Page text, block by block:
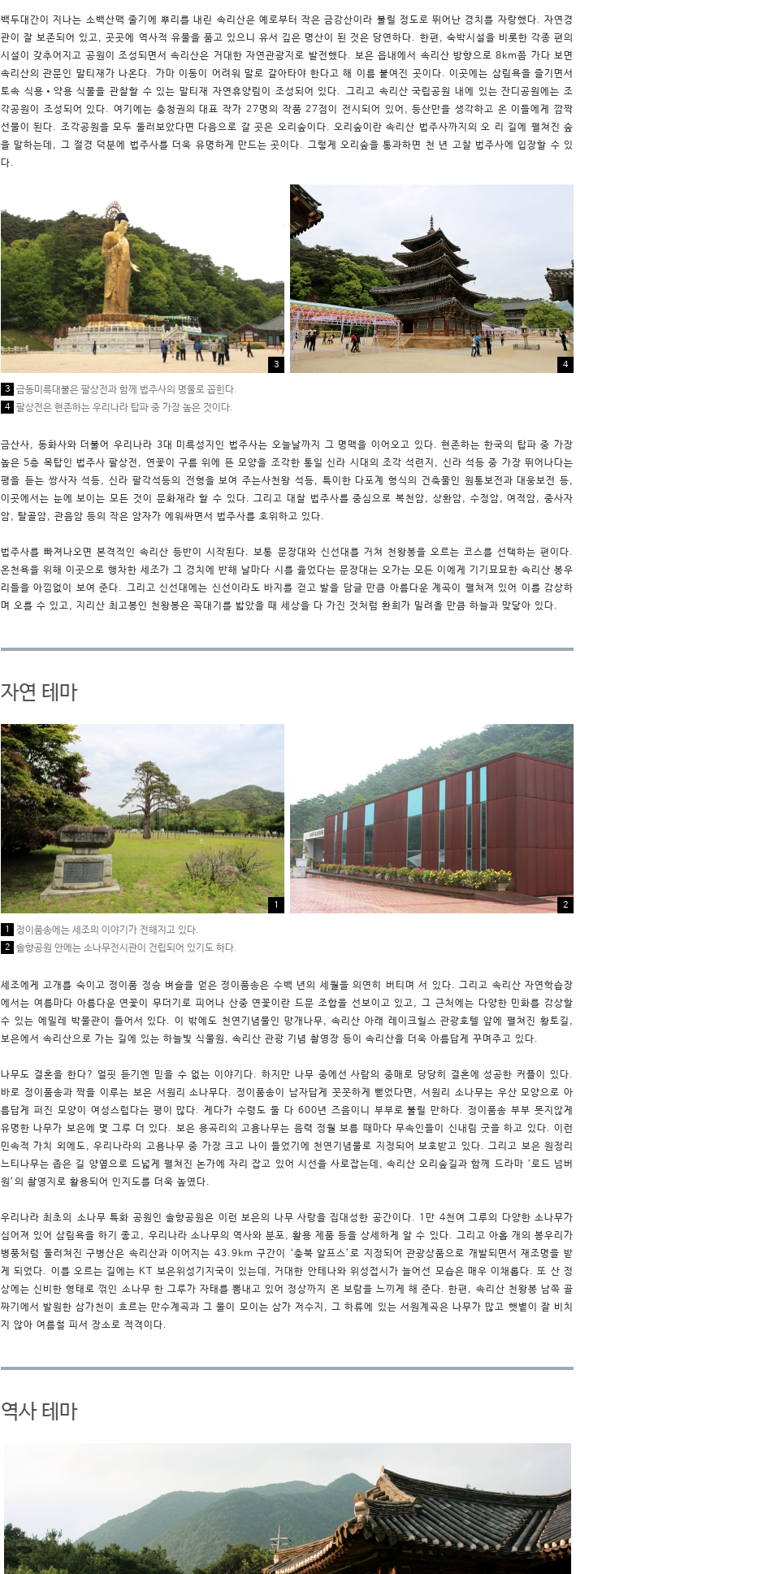
백두대간이 지나는 소백산맥 줄기에 뿌리를 내린 속리산은 예로부터 작은 금강산이라 불릴 정도로 뛰어난 경치를 자랑했다. 자연경
관이 잘 보존되어 있고, 곳곳에 역사적 유물을 품고 있으니 유서 깊은 명산이 된 것은 당연하다. 한편, 숙박시설을 비롯한 각종 편의
시설이 갖추어지고 공원이 조성되면서 속리산은 거대한 자연관광지로 발전했다. 보은 읍내에서 속리산 방향으로 8km쯤 가다 보면
속리산의 관문인 말티재가 나온다. 가마 이동이 어려워 말로 갈아타야 한다고 해 이름 붙여진 곳이다. 이곳에는 삼림욕을 즐기면서
토속 식용•약용 식물을 관찰할 수 있는 말티재 자연휴양림이 조성되어 있다. 그리고 속리산 국립공원 내에 있는 잔디공원에는 조
각공원이 조성되어 있다. 여기에는 충청권의 대표 작가 27명의 작품 27점이 전시되어 있어, 등산만을 생각하고 온 이들에게 깜짝
선물이 된다. 조각공원을 모두 둘러보았다면 다음으로 갈 곳은 오리숲이다. 오리숲이란 속리산 법주사까지의 오 리 길에 펼쳐진 숲
을 말하는데, 그 절경 덕분에 법주사를 더욱 유명하게 만드는 곳이다. 그렇게 오리숲을 통과하면 천 년 고찰 법주사에 입장할 수 있
다.
3 4
3 금동미륵대불은 팔상전과 함께 법주사의 명물로 꼽힌다.
4 팔상전은 현존하는 우리나라 탑파 중 가장 높은 것이다.
금산사, 동화사와 더불어 우리나라 3대 미륵성지인 법주사는 오늘날까지 그 명맥을 이어오고 있다. 현존하는 한국의 탑파 중 가장
높은 5층 목탑인 법주사 팔상전, 연꽃이 구름 위에 뜬 모양을 조각한 통일 신라 시대의 조각 석련지, 신라 석등 중 가장 뛰어나다는
평을 듣는 쌍사자 석등, 신라 팔각석등의 전형을 보여 주는사천왕 석등, 특이한 다포계 형식의 건축물인 원통보전과 대웅보전 등,
이곳에서는 눈에 보이는 모든 것이 문화재라 할 수 있다. 그리고 대찰 법주사를 중심으로 복천암, 상환암, 수정암, 여적암, 중사자
암, 탈골암, 관음암 등의 작은 암자가 에워싸면서 법주사를 호위하고 있다.
법주사를 빠져나오면 본격적인 속리산 등반이 시작된다. 보통 문장대와 신선대를 거쳐 천왕봉을 오르는 코스를 선택하는 편이다.
온천욕을 위해 이곳으로 행차한 세조가 그 경치에 반해 날마다 시를 읊었다는 문장대는 오가는 모든 이에게 기기묘묘한 속리산 봉우
리들을 아낌없이 보여 준다. 그리고 신선대에는 신선이라도 바지를 걷고 발을 담글 만큼 아름다운 계곡이 펼쳐져 있어 이를 감상하
며 오를 수 있고, 지리산 최고봉인 천왕봉은 꼭대기를 밟았을 때 세상을 다 가진 것처럼 환희가 밀려올 만큼 하늘과 맞닿아 있다.
자연 테마
1 2
1 정이품송에는 세조의 이야기가 전해지고 있다.
2 솔향공원 안에는 소나무전시관이 건립되어 있기도 하다.
세조에게 고개를 숙이고 정이품 정승 벼슬을 얻은 정이품송은 수백 년의 세월을 의연히 버티며 서 있다. 그리고 속리산 자연학습장
에서는 여름마다 아름다운 연꽃이 무더기로 피어나 산중 연꽃이란 드문 조합을 선보이고 있고, 그 근처에는 다양한 민화를 감상할
수 있는 에밀레 박물관이 들어서 있다. 이 밖에도 천연기념물인 망개나무, 속리산 아래 레이크힐스 관광호텔 앞에 펼쳐진 황토길,
보은에서 속리산으로 가는 길에 있는 하늘빛 식물원, 속리산 관광 기념 촬영장 등이 속리산을 더욱 아름답게 꾸며주고 있다.
나무도 결혼을 한다? 얼핏 듣기엔 믿을 수 없는 이야기다. 하지만 나무 중에선 사람의 중매로 당당히 결혼에 성공한 커플이 있다.
바로 정이품송과 짝을 이루는 보은 서원리 소나무다. 정이품송이 남자답게 꼿꼿하게 뻗었다면, 서원리 소나무는 우산 모양으로 아
름답게 퍼진 모양이 여성스럽다는 평이 많다. 게다가 수령도 둘 다 600년 즈음이니 부부로 불릴 만하다. 정이품송 부부 못지않게
유명한 나무가 보은에 몇 그루 더 있다. 보은 용곡리의 고욤나무는 음력 정월 보름 때마다 무속인들이 신내림 굿을 하고 있다. 이런
민속적 가치 외에도, 우리나라의 고욤나무 중 가장 크고 나이 들었기에 천연기념물로 지정되어 보호받고 있다. 그리고 보은 원정리
느티나무는 좁은 길 양옆으로 드넓게 펼쳐진 논가에 자리 잡고 있어 시선을 사로잡는데, 속리산 오리숲길과 함께 드라마 ‘로드 넘버
원’의 촬영지로 활용되어 인지도를 더욱 높였다.
우리나라 최초의 소나무 특화 공원인 솔향공원은 이런 보은의 나무 사랑을 집대성한 공간이다. 1만 4천여 그루의 다양한 소나무가
심어져 있어 삼림욕을 하기 좋고, 우리나라 소나무의 역사와 분포, 활용 제품 등을 상세하게 알 수 있다. 그리고 아홉 개의 봉우리가
병풍처럼 둘러쳐진 구병산은 속리산과 이어지는 43.9km 구간이 ‘충북 알프스’로 지정되어 관광상품으로 개발되면서 재조명을 받
게 되었다. 이를 오르는 길에는 KT 보은위성기지국이 있는데, 거대한 안테나와 위성접시가 늘어선 모습은 매우 이채롭다. 또 산 정
상에는 신비한 형태로 꺾인 소나무 한 그루가 자태를 뽐내고 있어 정상까지 온 보람을 느끼게 해 준다. 한편, 속리산 천왕봉 남쪽 골
짜기에서 발원한 삼가천이 흐르는 만수계곡과 그 물이 모이는 삼가 저수지, 그 하류에 있는 서원계곡은 나무가 많고 햇볕이 잘 비치
지 않아 여름철 피서 장소로 적격이다.
역사 테마